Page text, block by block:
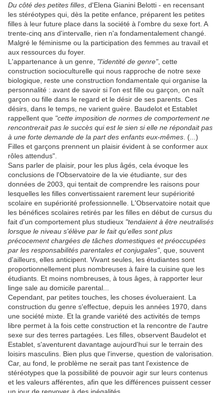
Du côté des petites filles , d'Elena Gianini Belotti - en recensant
les stéréotypes qui, dès la petite enfance, préparent les petites
filles à leur future place dans la société à l'ombre du sexe fort. A
trente-cinq ans d'intervalle, rien n'a fondamentalement changé.
Malgré le féminisme ou la participation des femmes au travail et
aux ressources du foyer.
L'appartenance à un genre, "l'identité de genre", cette
construction socioculturelle qui nous rapproche de notre sexe
biologique, reste une construction fondamentale qui organise la
personnalité : avant de savoir si l'on est fille ou garçon, on naît
garçon ou fille dans le regard et le désir de ses parents. Ces
désirs, dans le temps, ne varient guère. Baudelot et Establet
rappellent que "cette imposition de normes de comportement ne
rencontrerait pas le succès qui est le sien si elle ne répondait pas
à une forte demande de la part des enfants eux-mêmes . (...)
Filles et garçons prennent un plaisir évident à se conformer aux
rôles attendus".
Sans parler de plaisir, pour les plus âgés, cela évoque les
conclusions de l'Observatoire de la vie étudiante, sur des
données de 2003, qui tentait de comprendre les raisons pour
lesquelles les filles convertissaient rarement leur supériorité
scolaire en supériorité professionnelle. L'Observatoire notait que
les bénéfices scolaires retirés par les filles en début de cursus du
fait d'un comportement plus studieux "tendaient à être neutralisés
lorsque le niveau s'élève par le fait qu'elles sont plus
précocement chargées de tâches domestiques et préoccupées
par les responsabilités parentales et conjugales", que, souvent
d'ailleurs, elles anticipent. Vivant seules, les étudiantes sont
proportionnellement plus nombreuses à faire la cuisine que les
étudiants. Et moins nombreuses, à tous âges, à rapporter leur
linge sale au domicile parental...
Cependant, par petites touches, les choses évolueraient. La
construction du genre s'effectue, depuis les années 1970, dans
une société mixte. Et la grande variété des activités de temps
libre permet à la fois cette construction et la rencontre de l'autre
sexe sur des terres partagées. Les filles, observent Baudelot et
Establet, s'aventurent davantage aujourd'hui sur le terrain des
loisirs masculins. Bien plus que l'inverse, question de valorisation.
Car, au fond, le problème ne serait pas tant l'existence de
stéréotypes que la possibilité de pouvoir agir sur leurs contenus
et les valeurs afférentes, afin que les différences puissent cesser
un jour de renvoyer à des inégalités.